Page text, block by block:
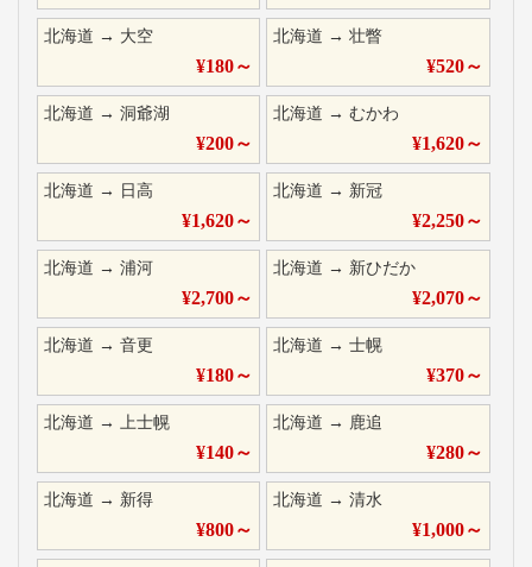
北海道 → 大空
¥180～
北海道 →壮瞥
¥520～
北海道 → 洞爺湖
¥200～
北海道 →むかわ
¥1,620～
北海道 → 日高
¥1,620～
北海道 → 新冠
¥2,250～
北海道 → 浦河
¥2,700～
北海道 → 新ひだか
¥2,070～
北海道 → 音更
¥180～
北海道 →士幌
¥370～
北海道 → 上士幌
¥140～
北海道 → 鹿追
¥280～
北海道 → 新得
¥800～
北海道 →清水
¥1,000～